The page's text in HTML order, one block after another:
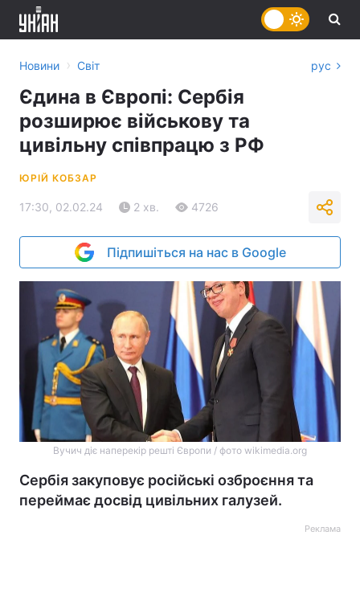
Новини › Світ рус
Єдина в Європі: Сербія
розширює військову та
цивільну співпрацю з РФ
ЮРІЙ КОБЗАР
17:30, 02.02.24 2 хв. 4726
Підпишіться на нас в Google
Вучич діє наперекір решті Європи / фото wikimedia.org
Сербія закуповує російські озброєння та
переймає досвід цивільних галузей.
Реклама